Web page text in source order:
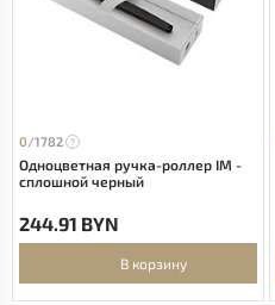
0/1782
Одноцветная ручка-роллер IM -
сплошной черный
244.91 BYN
В корзину